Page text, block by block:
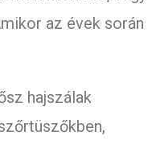
az évek során
hajszálak